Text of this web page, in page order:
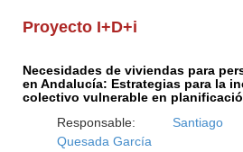
Proyecto I+D+i
Necesidades de viviendas para
en Andalucía: Estrategias para la
colectivo vulnerable en
Responsable: Santiago
Quesada García